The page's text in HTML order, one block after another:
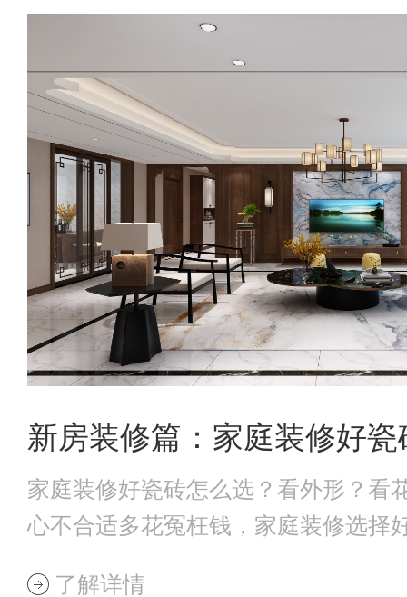
家庭装修好瓷砖怎么选？看外形？看
心不合适多花冤枉钱，家庭装修选择
了解详情